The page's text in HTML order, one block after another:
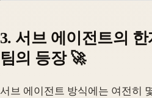
3. 서브 에이전트의
팀의 등장 🚀
서브 에이전트 방식에는 여전히